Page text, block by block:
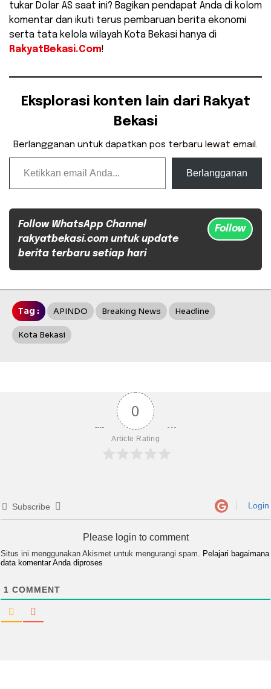
tukar Dolar AS saat ini? Bagikan pendapat Anda di kolom
komentar dan ikuti terus pembaruan berita ekonomi
serta tata kelola wilayah Kota Bekasi hanya di
RakyatBekasi.Com!
Eksplorasi konten lain dari Rakyat
Bekasi
Berlangganan untuk dapatkan pos terbaru lewat email.
Ketikkan email Anda...
Berlangganan
Follow WhatsApp Channel
rakyatbekasi.com untuk update
berita terbaru setiap hari
Follow
Tag : APINDO Breaking News Headline
Kota Bekasi
0
Article Rating
Subscribe Login
Please login to comment
Situs ini menggunakan Akismet untuk mengurangi spam. Pelajari bagaimana
data komentar Anda diproses
1 COMMENT